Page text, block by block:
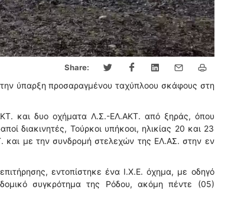
Share:
ύπαρξη προσαραγμένου ταχύπλοου σκάφους στη
και δυο οχήματα Λ.Σ.-ΕΛ.ΑΚΤ. από ξηράς, όπου
διακινητές, Τούρκοι υπήκοοι, ηλικίας 20 και 23
με την συνδρομή στελεχών της ΕΛ.ΑΣ. στην εν
εντοπίστηκε ένα Ι.Χ.Ε. όχημα, με οδηγό
συγκρότημα της Ρόδου, ακόμη πέντε (05)